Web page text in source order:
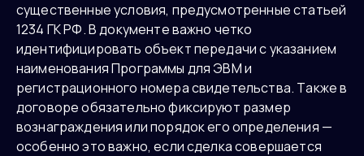
существенные условия, предусмотренные статьей
1234 ГК РФ. В документе важно четко
идентифицировать объект передачи с указанием
наименования Программы для ЭВМ и
регистрационного номера свидетельства. Также в
договоре обязательно фиксируют размер
вознаграждения или порядок его определения —
особенно это важно, если сделка совершается